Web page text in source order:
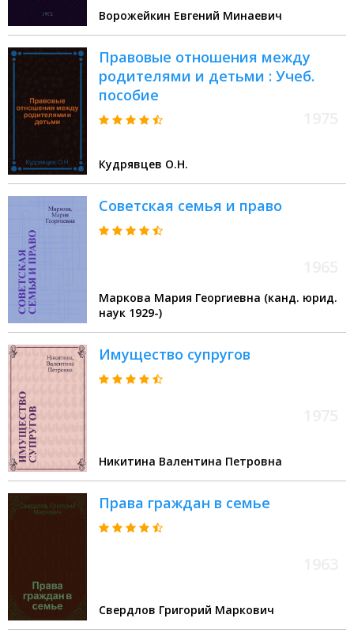
Ворожейкин Евгений Минаевич
Правовые отношения между
родителями и детьми : Учеб.
пособие
Кудрявцев О.Н.
Советская семья и право
Маркова Мария Георгиевна (канд. юрид.
наук 1929-)
Имущество супругов
Никитина Валентина Петровна
Права граждан в семье
Свердлов Григорий Маркович